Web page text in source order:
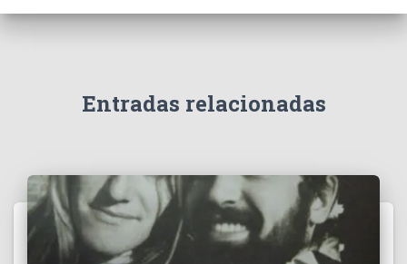
Entradas relacionadas